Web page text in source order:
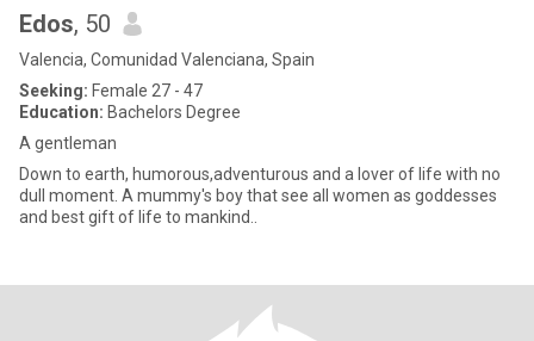
Edos, 50
Valencia, Comunidad Valenciana, Spain
Seeking: Female 27 - 47
Education: Bachelors Degree
A gentleman
Down to earth, humorous,adventurous and a lover of life with no
dull moment. A mummy's boy that see all women as goddesses
and best gift of life to mankind..